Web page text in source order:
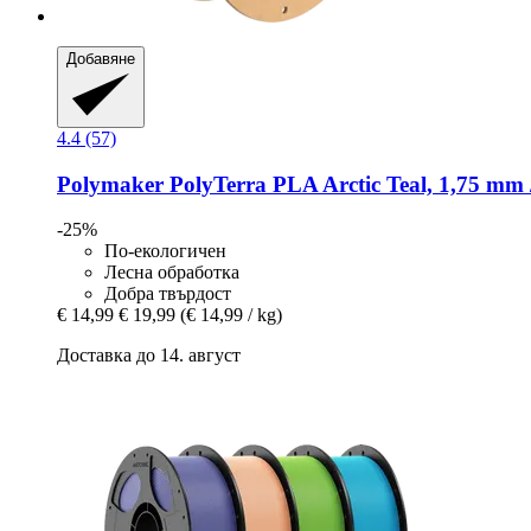
Добавяне
4.4 (57)
Polymaker PolyTerra PLA Arctic Teal, 1,75 mm
-25%
По-екологичен
Лесна обработка
Добра твърдост
€ 14,99 € 19,99 (€ 14,99 / kg)
Доставка до 14. август